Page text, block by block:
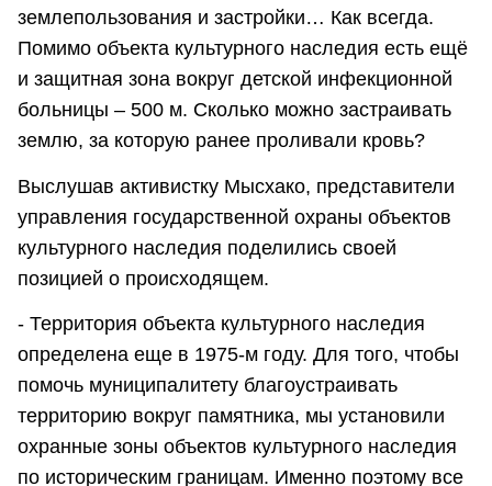
землепользования и застройки… Как всегда.
Помимо объекта культурного наследия есть ещё
и защитная зона вокруг детской инфекционной
больницы – 500 м. Сколько можно застраивать
землю, за которую ранее проливали кровь?
Выслушав активистку Мысхако, представители
управления государственной охраны объектов
культурного наследия поделились своей
позицией о происходящем.
- Территория объекта культурного наследия
определена еще в 1975-м году. Для того, чтобы
помочь муниципалитету благоустраивать
территорию вокруг памятника, мы установили
охранные зоны объектов культурного наследия
по историческим границам. Именно поэтому все